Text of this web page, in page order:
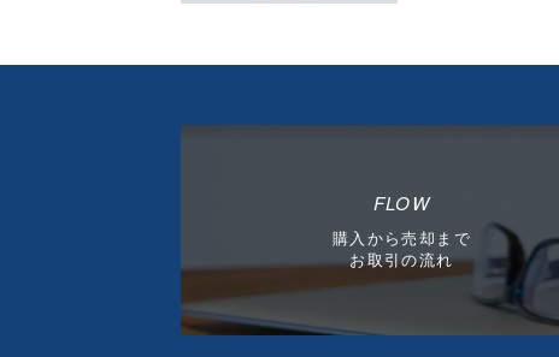
FLOW
購入から売却まで
お取引の流れ